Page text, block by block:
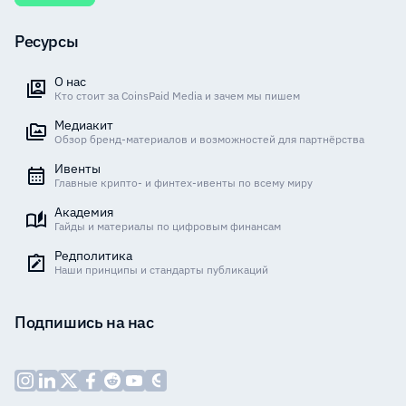
Ресурсы
О нас
Кто стоит за CoinsPaid Media и зачем мы пишем
Медиакит
Обзор бренд-материалов и возможностей для партнёрства
Ивенты
Главные крипто- и финтех-ивенты по всему миру
Академия
Гайды и материалы по цифровым финансам
Редполитика
Наши принципы и стандарты публикаций
Подпишись на нас